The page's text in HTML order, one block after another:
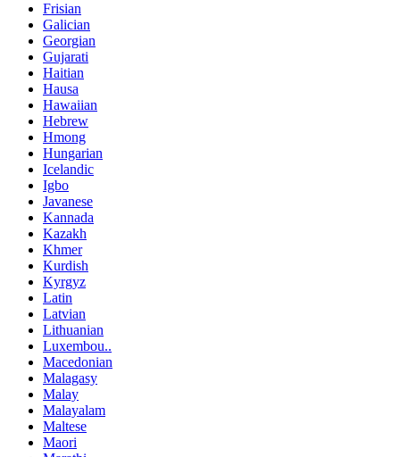
Frisian
Galician
Georgian
Gujarati
Haitian
Hausa
Hawaiian
Hebrew
Hmong
Hungarian
Icelandic
Igbo
Javanese
Kannada
Kazakh
Khmer
Kurdish
Kyrgyz
Latin
Latvian
Lithuanian
Luxembou..
Macedonian
Malagasy
Malay
Malayalam
Maltese
Maori